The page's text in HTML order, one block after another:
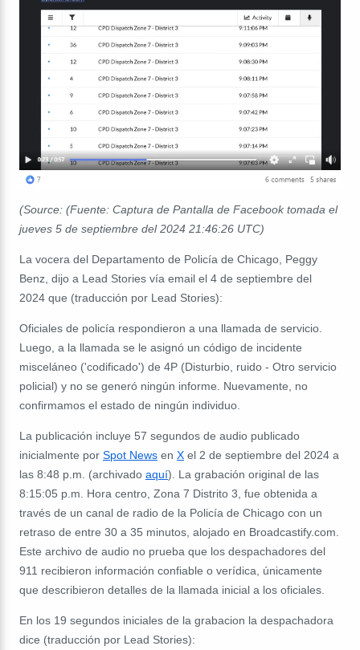
(Source: (Fuente: Captura de Pantalla de Facebook tomada el
jueves 5 de septiembre del 2024 21:46:26 UTC)
La vocera del Departamento de Policía de Chicago, Peggy
Benz, dijo a Lead Stories vía email el 4 de septiembre del
2024 que (traducción por Lead Stories):
Oficiales de policía respondieron a una llamada de servicio.
Luego, a la llamada se le asignó un código de incidente
misceláneo ('codificado') de 4P (Disturbio, ruido - Otro servicio
policial) y no se generó ningún informe. Nuevamente, no
confirmamos el estado de ningún individuo.
La publicación incluye 57 segundos de audio publicado
inicialmente por Spot News en X el 2 de septiembre del 2024 a
las 8:48 p.m. (archivado aquí). La grabación original de las
8:15:05 p.m. Hora centro, Zona 7 Distrito 3, fue obtenida a
través de un canal de radio de la Policía de Chicago con un
retraso de entre 30 a 35 minutos, alojado en Broadcastify.com.
Este archivo de audio no prueba que los despachadores del
911 recibieron información confiable o verídica, únicamente
que describieron detalles de la llamada inicial a los oficiales.
En los 19 segundos iniciales de la grabacion la despachadora
dice (traducción por Lead Stories):